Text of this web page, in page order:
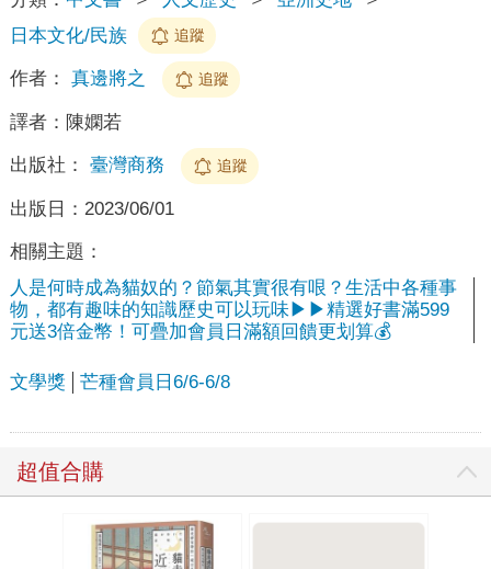
日本文化/民族
追蹤
作者： 真邊將之 追蹤
譯者： 陳嫻若
出版社： 臺灣商務 追蹤
出版日： 2023/06/01
相關主題：
人是何時成為貓奴的？節氣其實很有哏？生活中各種事
物，都有趣味的知識歷史可以玩味▶▶精選好書滿599
元送3倍金幣！可疊加會員日滿額回饋更划算💰
文學獎 芒種會員日6/6-6/8
超值合購